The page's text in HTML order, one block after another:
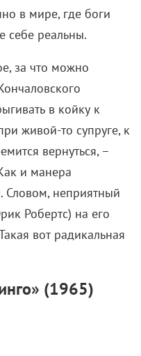
славы, как и
материалам